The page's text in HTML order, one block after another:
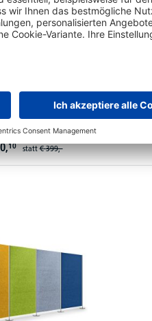
zur Auswahl
10 statt€ 399,-